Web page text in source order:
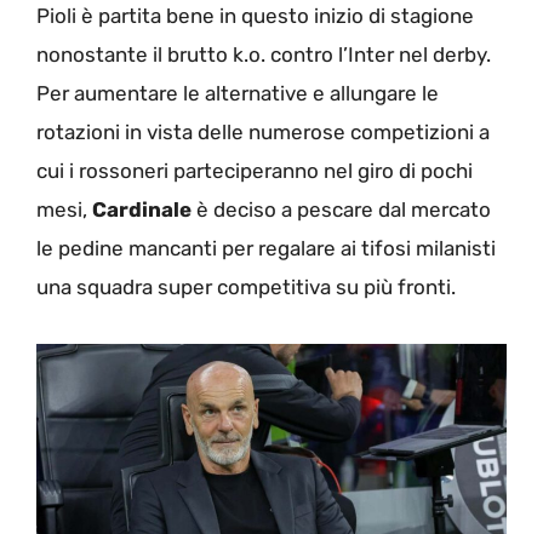
Pioli è partita bene in questo inizio di stagione
nonostante il brutto k.o. contro l’Inter nel derby.
Per aumentare le alternative e allungare le
rotazioni in vista delle numerose competizioni a
cui i rossoneri parteciperanno nel giro di pochi
mesi, Cardinale è deciso a pescare dal mercato
le pedine mancanti per regalare ai tifosi milanisti
una squadra super competitiva su più fronti.